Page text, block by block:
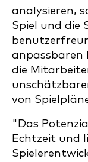
analysieren,
Spiel und die
anpassbaren
die
von
"Das
Echtzeit und